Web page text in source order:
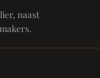
naast